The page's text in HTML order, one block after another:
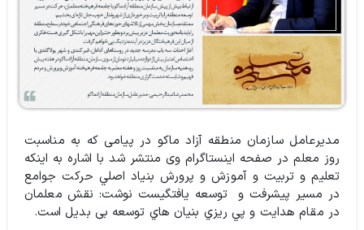
مدیرعامل سازمان منطقه آزاد ماکو در پیامی که به مناسبت
روز معلم در صفحه اینستاگرام وی منتشر شد با اشاره به اینکه
تعليم و تربيت و آموزش و پرورش بنياد اصلي حركت جوامع
در مسير پيشرفت و توسعه يافتگيست نوشت: نقش معلمان
در مقام هدايت و پي ريزي بنيان هاي توسعه بی بدیل است.